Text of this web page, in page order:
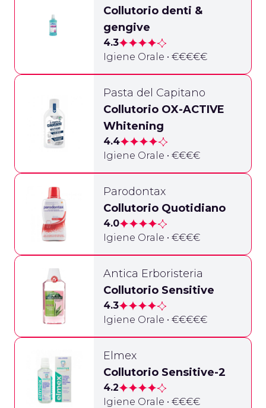
Collutorio denti &
gengive
4.3
Igiene Orale • €€€€€
Pasta del Capitano
Collutorio OX-ACTIVE
Whitening
4.4
Igiene Orale • €€€€
Parodontax
Collutorio Quotidiano
4.0
Igiene Orale • €€€€
Antica Erboristeria
Collutorio Sensitive
4.3
Igiene Orale • €€€€€
Elmex
Collutorio Sensitive-2
4.2
Igiene Orale • €€€€